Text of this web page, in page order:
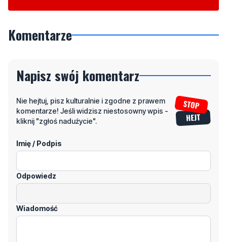
Komentarze
Napisz swój komentarz
Nie hejtuj, pisz kulturalnie i zgodne z prawem
komentarze! Jeśli widzisz niestosowny wpis -
kliknij "zgłoś nadużycie".
Imię / Podpis
Odpowiedz
Wiadomość